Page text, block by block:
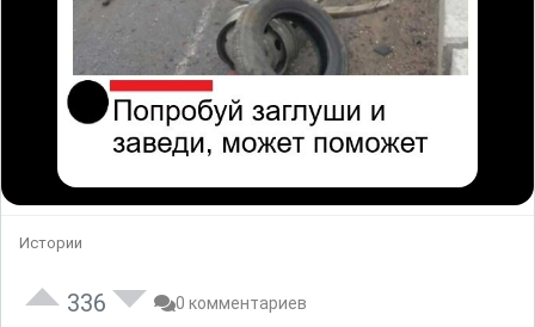
Истории
336 0 комментариев